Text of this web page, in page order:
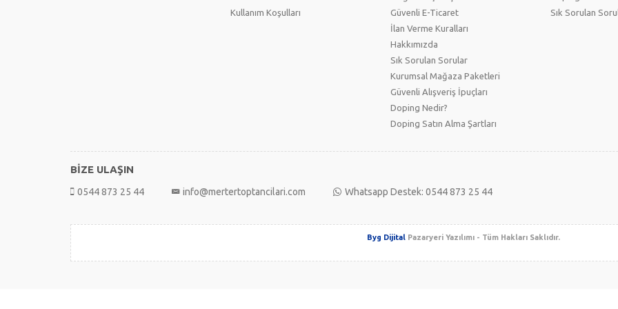
Kullanım Koşulları
Güvenli E-Ticaret
İlan Verme Kuralları
Hakkımızda
Sık Sorulan Sorular
Kurumsal Mağaza Paketleri
Güvenli Alışveriş İpuçları
Doping Nedir?
Doping Satın Alma Şartları
Sık Sorulan
BİZE ULAŞIN
0544 873 25 44 info@mertertoptancilari.com Whatsapp Destek: 0544 873 25 44
Byg Dijital Pazaryeri Yazılımı - Tüm Hakları Saklıdır.